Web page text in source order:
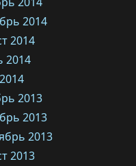
2014
2014
2014
2013
2013
2013
2013